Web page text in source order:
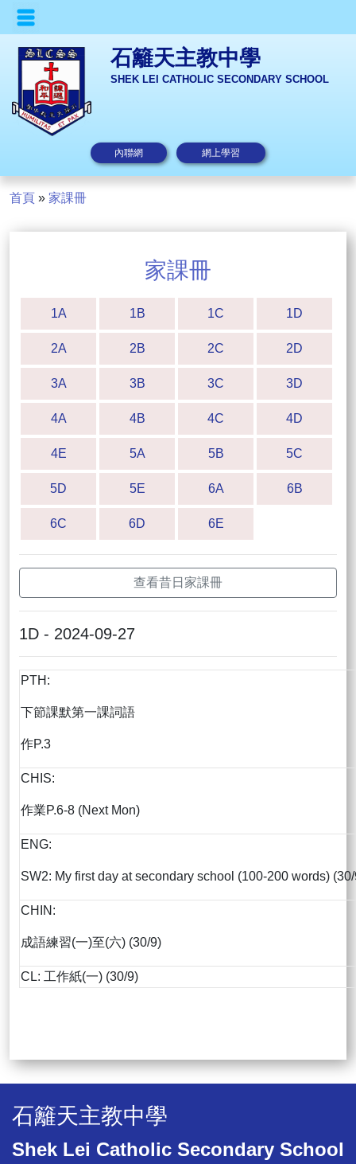
石籬天主教中學
SHEK LEI CATHOLIC SECONDARY SCHOOL
內聯網 網上學習
首頁 » 家課冊
家課冊
1A 1B 1C 1D
2A 2B 2C 2D
3A 3B 3C 3D
4A 4B 4C 4D
4E 5A 5B 5C
5D 5E 6A 6B
6C 6D 6E
查看昔日家課冊
1D - 2024-09-27
PTH:
下節課默第一課詞語
作P.3
CHIS:
作業P.6-8 (Next Mon)
ENG:
SW2: My first day at secondary school (100-200 words)
CHIN:
成語練習(一)至(六) (30/9)
CL: 工作紙(一) (30/9)
石籬天主教中學
Shek Lei Catholic Secondary School